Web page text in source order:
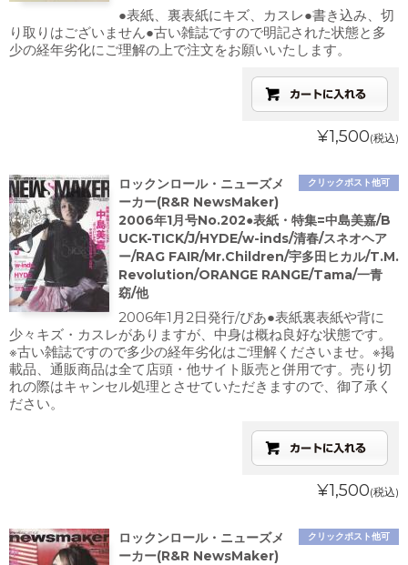
●表紙、裏表紙にキズ、カスレ●書き込み、切
り取りはございません●古い雑誌ですので明記された状態と多
少の経年劣化にご理解の上で注文をお願いいたします。
¥1,500(税込)
クリックポスト他可
ロックンロール・ニューズメ
ーカー(R&R NewsMaker)
2006年1月号No.202●表紙・特集=中島美嘉/B
UCK-TICK/J/HYDE/w-inds/清春/スネオヘア
ー/RAG FAIR/Mr.Children/宇多田ヒカル/T.M.
Revolution/ORANGE RANGE/Tama/一青
窈/他
2006年1月2日発行/ぴあ●表紙裏表紙や背に
少々キズ・カスレがありますが、中身は概ね良好な状態です。
※古い雑誌ですので多少の経年劣化はご理解くださいませ。※掲
載品、通販商品は全て店頭・他サイト販売と併用です。売り切
れの際はキャンセル処理とさせていただきますので、御了承く
ださい。
¥1,500(税込)
クリックポスト他可
ロックンロール・ニューズメ
ーカー(R&R NewsMaker)